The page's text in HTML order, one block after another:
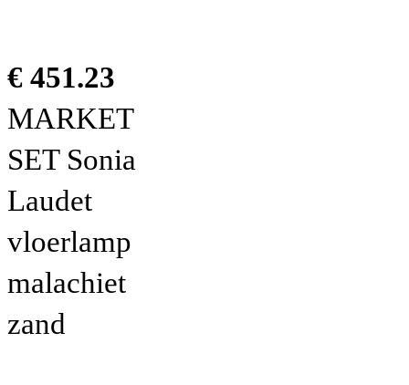
€ 451.23
MARKET
SET Sonia
Laudet
vloerlamp
malachiet
zand